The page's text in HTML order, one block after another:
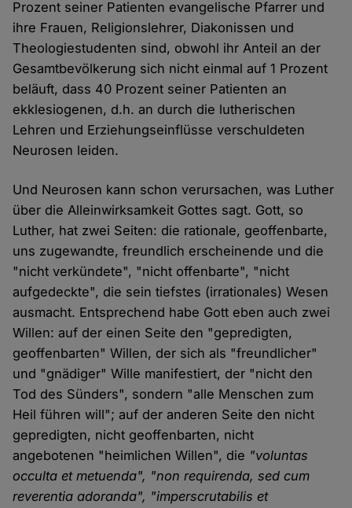
Prozent seiner Patienten evangelische Pfarrer und
ihre Frauen, Religionslehrer, Diakonissen und
Theologiestudenten sind, obwohl ihr Anteil an der
Gesamtbevölkerung sich nicht einmal auf 1 Prozent
beläuft, dass 40 Prozent seiner Patienten an
ekklesiogenen, d.h. an durch die lutherischen
Lehren und Erziehungseinflüsse verschuldeten
Neurosen leiden.
Und Neurosen kann schon verursachen, was Luther
über die Alleinwirksamkeit Gottes sagt. Gott, so
Luther, hat zwei Seiten: die rationale, geoffenbarte,
uns zugewandte, freundlich erscheinende und die
"nicht verkündete", "nicht offenbarte", "nicht
aufgedeckte", die sein tiefstes (irrationales) Wesen
ausmacht. Entsprechend habe Gott eben auch zwei
Willen: auf der einen Seite den "gepredigten,
geoffenbarten" Willen, der sich als "freundlicher"
und "gnädiger" Wille manifestiert, der "nicht den
Tod des Sünders", sondern "alle Menschen zum
Heil führen will"; auf der anderen Seite den nicht
gepredigten, nicht geoffenbarten, nicht
angebotenen "heimlichen Willen", die "voluntas
occulta et metuenda", "non requirenda, sed cum
reverentia adoranda", "imperscrutabilis et